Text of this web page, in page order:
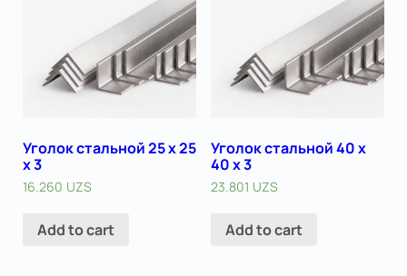
Уголок стальной 25 х 25
x 3
16.260 UZS
Add to cart
Уголок стальной 40 х
40 x 3
23.801 UZS
Add to cart